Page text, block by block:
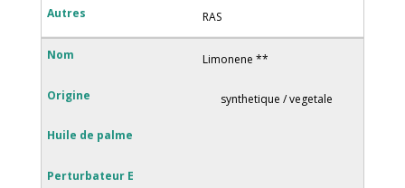
RAS
Limonene **
synthetique / vegetale